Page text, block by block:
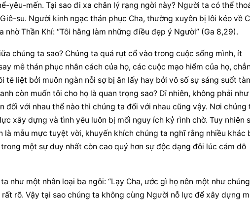
yêu-mến. Tại sao đi xa chân lý rạng ngời này? Người ta có thể
su. Người kinh ngạc thán phục Cha, thường xuyên bị lôi kéo về
nhờ Thần Khí: “Tôi hằng làm những điều đẹp ý Người” (Ga 8,29).
chúng ta sao? Chúng ta quá rụt cổ vào trong cuộc sống mình, ít
mê thán phục nhân cách của họ, các cuộc mạo hiểm của họ,
tê liệt bởi muôn ngàn nỗi sợ bị ăn lấy hay bởi vô số sự sáng suốt tàn
còn muốn tôi cho họ là quan trọng sao? Dĩ nhiên, không phải như
đối với nhau thể nào thì chúng ta đối với nhau cũng vậy. Nơi chúng
xây dựng và tình yêu luôn bị mối nguy ích kỷ rình chờ. Tuy nhiên
là mẫu mực tuyệt vời, khuyến khích chúng ta nghĩ rằng nhiều khác
một sự duy nhất còn cao quý hơn sự độc dạng đôi lúc cám dỗ
như một nhân loại ba ngôi: “Lạy Cha, ước gì họ nên một như
rất rõ. Vậy tại sao chúng ta không cùng Người nỗ lực để xây dựng